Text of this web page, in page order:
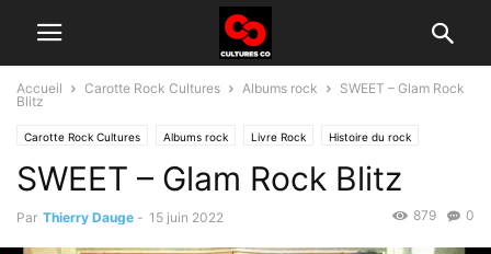
Accueil Carotte Rock Cultures Albums rock
SWEET – Glam Rock
Blitz
Carotte Rock Cultures Albums rock Livre Rock Histoire du rock
SWEET – Glam Rock Blitz
Par Thierry Dauge - 15 juin 2022 0
879